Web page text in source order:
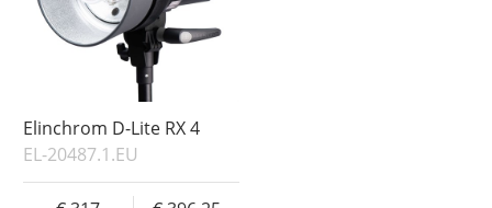
Elinchrom D-Lite RX 4
EL-20487.1.EU